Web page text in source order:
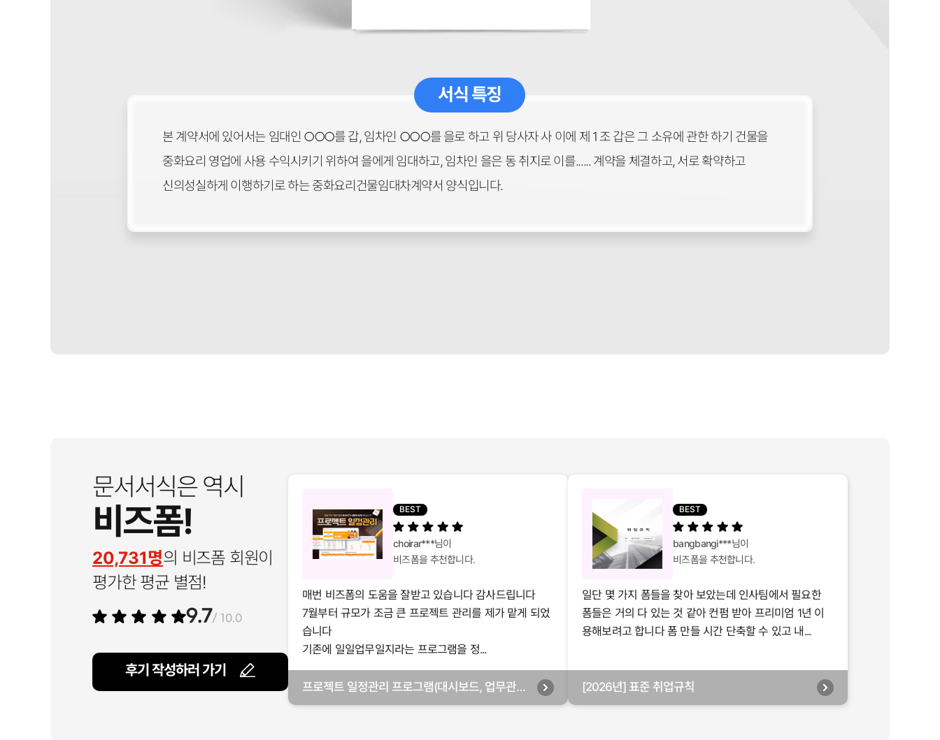
서식 특징
본 계약서에 있어서는 임대인 ○○○를 갑, 임차인 ○○○를 을로 하고 위 당사자 사 이에 제 1 조 갑은 그 소유에 관한 하기 건물을
중화요리 영업에 사용 수익시키기 위하여 을에게 임대하고, 임차인 을은 동 취지로 이를...... 계약을 체결하고, 서로 확약하고
신의성실하게 이행하기로 하는 중화요리건물임대차계약서 양식입니다.
문서서식은 역시
비즈폼!
20,731명의 비즈폼 회원이
평가한 평균 별점!
9.7/ 10.0
후기 작성하러 가기
BEST
choirar***님이
비즈폼을 추천합니다.
매번 비즈폼의 도움을 잘받고 있습니다 감사드립니다
7월부터 규모가 조금 큰 프로젝트 관리를 제가 맡게 되었
습니다
기존에 일일업무일지라는 프로그램을 정...
프로젝트 일정관리 프로그램(대시보드, 업무관리,
BEST
bangbangi***님이
비즈폼을 추천합니다.
일단 몇 가지 폼들을 찾아 보았는데 인사팀에서 필요한
폼들은 거의 다 있는 것 같아 컨펌 받아 프리미엄 1년 이
용해보려고 합니다 폼 만들 시간 단축할 수 있고 내...
[2026년] 표준 취업규칙